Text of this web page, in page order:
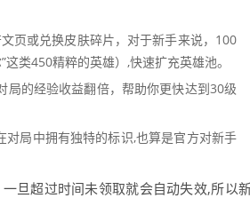
页或兑换皮肤碎片，对于新手来说，100
类450精粹的英雄）,快速扩充英雄池。
的经验收益翻倍，帮助你更快达到30级
对局中拥有独特的标识,也算是官方对新手
旦超过时间未领取就会自动失效,所以